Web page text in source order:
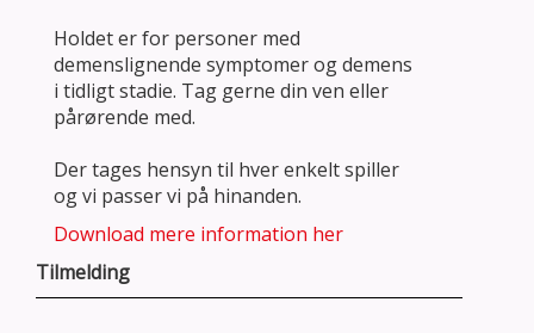
Holdet er for personer med
demenslignende symptomer og demens
i tidligt stadie. Tag gerne din ven eller
pårørende med.
Der tages hensyn til hver enkelt spiller
og vi passer vi på hinanden.
Download mere information her
Tilmelding